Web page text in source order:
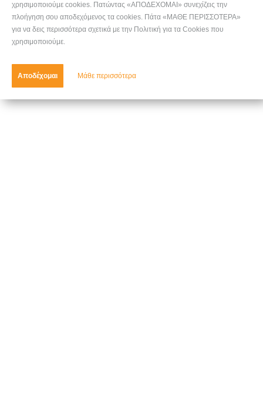
χρησιμοποιούμε cookies. Πατώντας «ΑΠΟΔΕΧΟΜΑΙ» συνεχίζεις την
πλοήγηση σου αποδεχόμενος τα cookies. Πάτα «ΜΑΘΕ ΠΕΡΙΣΣΟΤΕΡΑ»
για να δεις περισσότερα σχετικά με την Πολιτική για τα Cookies που
χρησιμοποιούμε.
Αποδέχομαι Μάθε περισσότερα
Eπικοινωνία